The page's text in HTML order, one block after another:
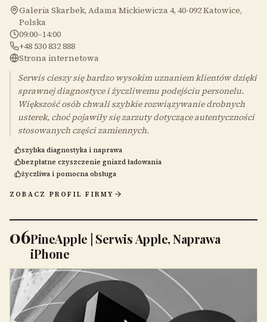
Galeria Skarbek, Adama Mickiewicza 4, 40-092 Katowice,
Polska
09:00–14:00
+48 530 832 888
Strona internetowa
Serwis cieszy się bardzo wysokim uznaniem klientów dzięki
sprawnej diagnostyce i życzliwemu podejściu personelu.
Większość osób chwali szybkie rozwiązywanie drobnych
usterek, choć pojawiły się zarzuty dotyczące autentyczności
stosowanych części zamiennych.
szybka diagnostyka i naprawa
bezpłatne czyszczenie gniazd ładowania
życzliwa i pomocna obsługa
ZOBACZ PROFIL FIRMY
06PineApple | Serwis Apple, Naprawa
iPhone